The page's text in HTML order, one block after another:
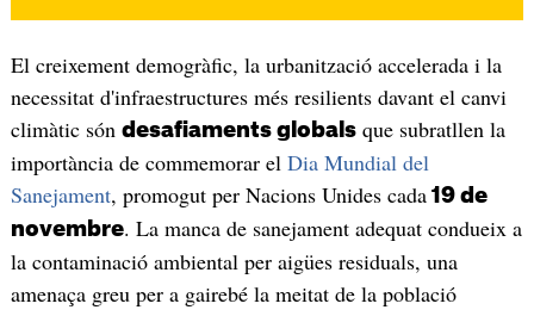
El creixement demogràfic, la urbanització accelerada i la
necessitat d'infraestructures més resilients davant el canvi
climàtic són desafiaments globalsque subratllen la
importància de commemorar el Dia Mundial del
Sanejament, promogut per Nacions Unides cada19 de
novembre. La manca de sanejament adequat condueix a
la contaminació ambiental per aigües residuals, una
amenaça greu per a gairebé la meitat de la població